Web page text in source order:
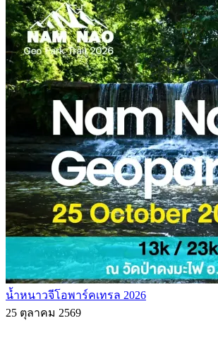
น้ำหนาวจีโอพาร์คเทรล 2026
25 ตุลาคม 2569